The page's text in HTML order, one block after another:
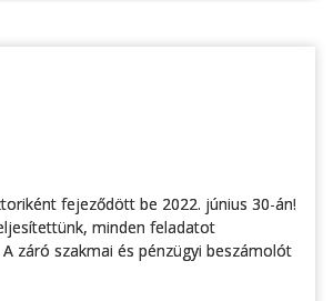
fejeződött be 2022. június 30-án!
minden feladatot
záró szakmai és pénzügyi beszámolót